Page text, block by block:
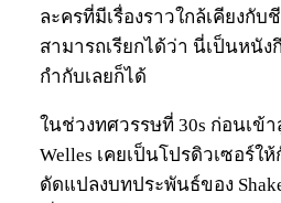
ละครที่มีเรื่องราวใกล้เคียงกั
สามารถเรียกได้ว่า นี่เป็นหนั
กำกับเลยก็ได้
ในช่วงทศวรรษที่ 30s ก่อนเข้
Welles เคยเป็นโปรดิวเซอร์ใ
ดัดแปลงบทประพันธ์ของ